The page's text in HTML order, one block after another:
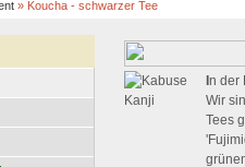
» Koucha - schwarzer Tee
n der
Wir
Tees